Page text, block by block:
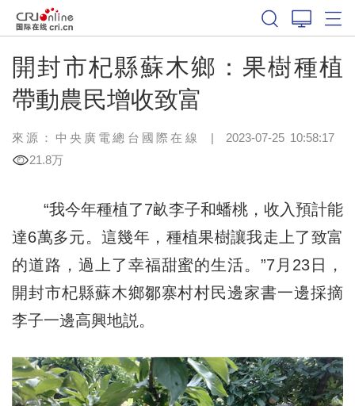
開封市杞縣蘇木鄉：果樹種植
帶動農民增收致富
來源：中央廣電總台國際在線 | 2023-07-25 10:58:17
21.8万
“我今年種植了7畝李子和蟠桃，收入預計能
達6萬多元。這幾年，種植果樹讓我走上了致富
的道路，過上了幸福甜蜜的生活。”7月23日，
開封市杞縣蘇木鄉鄒寨村村民邊家書一邊採摘
李子一邊高興地説。